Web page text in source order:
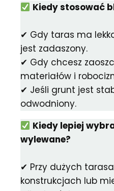
Kiedy stosować
✔ Gdy taras ma
jest zadaszony.
✔ Gdy chcesz
materiałów i
✔ Jeśli grunt jest
odwodniony.
Kiedy lepiej
wylewane?
✔ Przy dużych
konstrukcjach lub